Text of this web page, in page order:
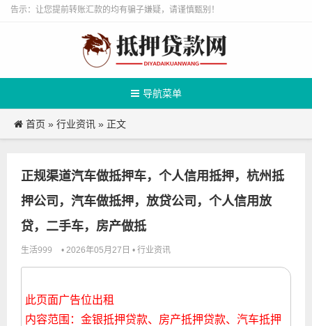
告示：让您提前转账汇款的均有骗子嫌疑，请谨慎甄别！
导航菜单
首页 » 行业资讯 » 正文
正规渠道汽车做抵押车，个人信用抵押，杭州抵
押公司，汽车做抵押，放贷公司，个人信用放
贷，二手车，房产做抵
生活999 • 2026年05月27日 • 行业资讯
此页面广告位出租
内容范围：金银抵押贷款、房产抵押贷款、汽车抵押